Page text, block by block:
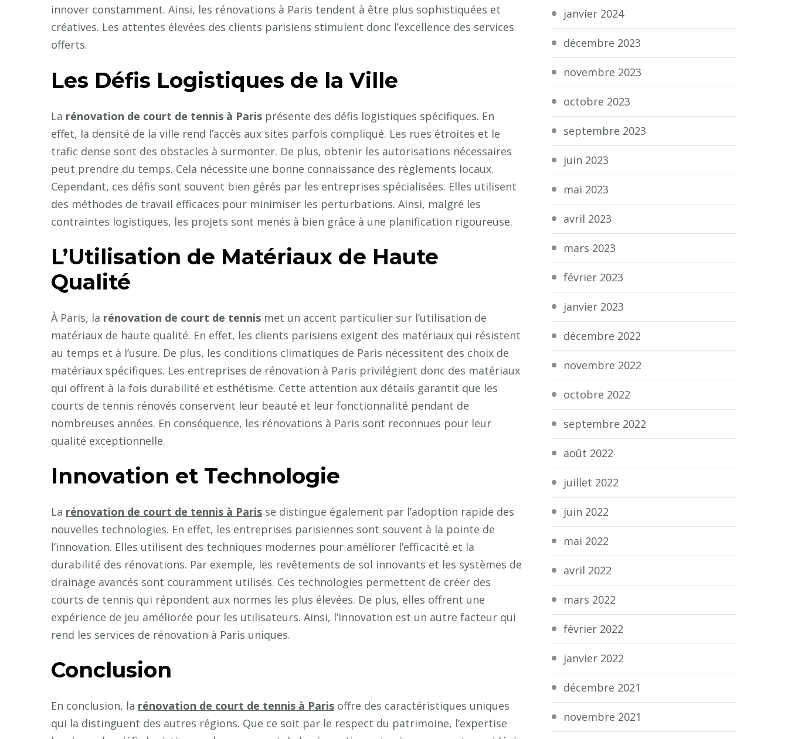
innover constamment. Ainsi, les rénovations à Paris tendent à être plus sophistiquées et
créatives. Les attentes élevées des clients parisiens stimulent donc l’excellence des services
offerts.
Les Défis Logistiques de la Ville
La rénovation de court de tennis à Paris présente des défis logistiques spécifiques. En
effet, la densité de la ville rend l’accès aux sites parfois compliqué. Les rues étroites et le
trafic dense sont des obstacles à surmonter. De plus, obtenir les autorisations nécessaires
peut prendre du temps. Cela nécessite une bonne connaissance des règlements locaux.
Cependant, ces défis sont souvent bien gérés par les entreprises spécialisées. Elles utilisent
des méthodes de travail efficaces pour minimiser les perturbations. Ainsi, malgré les
contraintes logistiques, les projets sont menés à bien grâce à une planification rigoureuse.
L’Utilisation de Matériaux de Haute
Qualité
À Paris, la rénovation de court de tennis met un accent particulier sur l’utilisation de
matériaux de haute qualité. En effet, les clients parisiens exigent des matériaux qui résistent
au temps et à l’usure. De plus, les conditions climatiques de Paris nécessitent des choix de
matériaux spécifiques. Les entreprises de rénovation à Paris privilégient donc des matériaux
qui offrent à la fois durabilité et esthétisme. Cette attention aux détails garantit que les
courts de tennis rénovés conservent leur beauté et leur fonctionnalité pendant de
nombreuses années. En conséquence, les rénovations à Paris sont reconnues pour leur
qualité exceptionnelle.
Innovation et Technologie
La rénovation de court de tennis à Paris se distingue également par l’adoption rapide des
nouvelles technologies. En effet, les entreprises parisiennes sont souvent à la pointe de
l’innovation. Elles utilisent des techniques modernes pour améliorer l’efficacité et la
durabilité des rénovations. Par exemple, les revêtements de sol innovants et les systèmes de
drainage avancés sont couramment utilisés. Ces technologies permettent de créer des
courts de tennis qui répondent aux normes les plus élevées. De plus, elles offrent une
expérience de jeu améliorée pour les utilisateurs. Ainsi, l’innovation est un autre facteur qui
rend les services de rénovation à Paris uniques.
Conclusion
En conclusion, la rénovation de court de tennis à Paris offre des caractéristiques uniques
qui la distinguent des autres régions. Que ce soit par le respect du patrimoine, l’expertise
janvier 2024
décembre 2023
novembre 2023
octobre 2023
septembre 2023
juin 2023
mai 2023
avril 2023
mars 2023
février 2023
janvier 2023
décembre 2022
novembre 2022
octobre 2022
septembre 2022
août 2022
juillet 2022
juin 2022
mai 2022
avril 2022
mars 2022
février 2022
janvier 2022
décembre 2021
novembre 2021